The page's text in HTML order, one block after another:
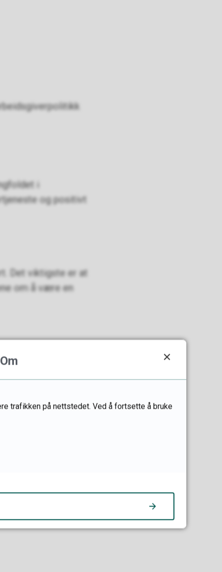
i
og positivt
Det viktigste er at
om å være en
Om
trafikken på nettstedet. Ved å fortsette å bruke